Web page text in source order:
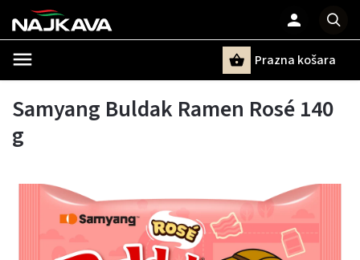
Prazna košara
Samyang Buldak Ramen Rosé 140
g